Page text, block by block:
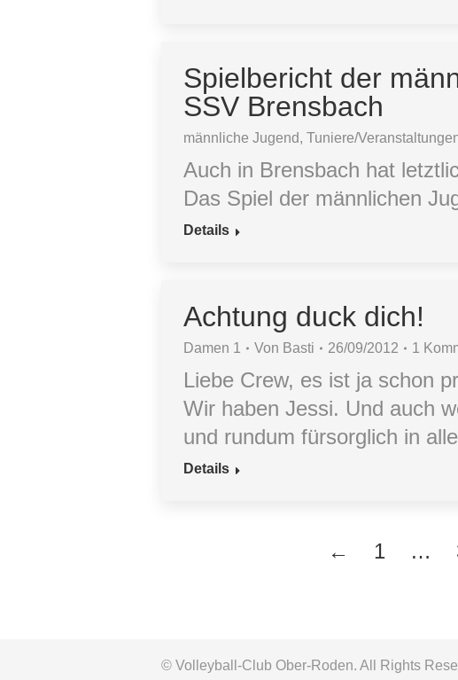
Spielbericht der
SSV Brensbach
männliche Jugend,Tuniere/
Auch in Brensbach hat
Das Spiel der männlichen
Details
Achtung duck dich!
Damen 1 Von Basti 26/09/2012 1
Liebe Crew, es ist ja schon
Wir haben Jessi. Und auch
und rundum fürsorglich in
Details
← 1 …
© Volleyball-Club Ober-Roden. All Rights